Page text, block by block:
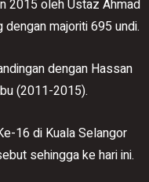
2015 oleh Ustaz Ahmad
majoriti 695 undi.
dengan Hassan
(2011-2015).
16 di Kuala Selangor
sehingga ke hari ini.